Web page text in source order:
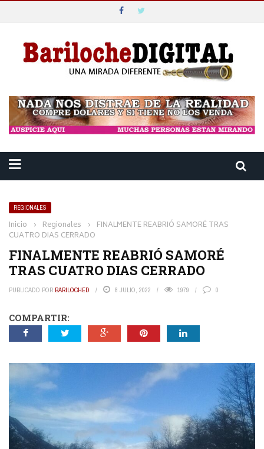
REGIONALES
Inicio › Regionales › FINALMENTE REABRIÓ SAMORÉ TRAS
CUATRO DIAS CERRADO
FINALMENTE REABRIÓ SAMORÉ
TRAS CUATRO DIAS CERRADO
PUBLICADO POR BARILOCHED 8 JULIO, 2022 1979 0
COMPARTIR: